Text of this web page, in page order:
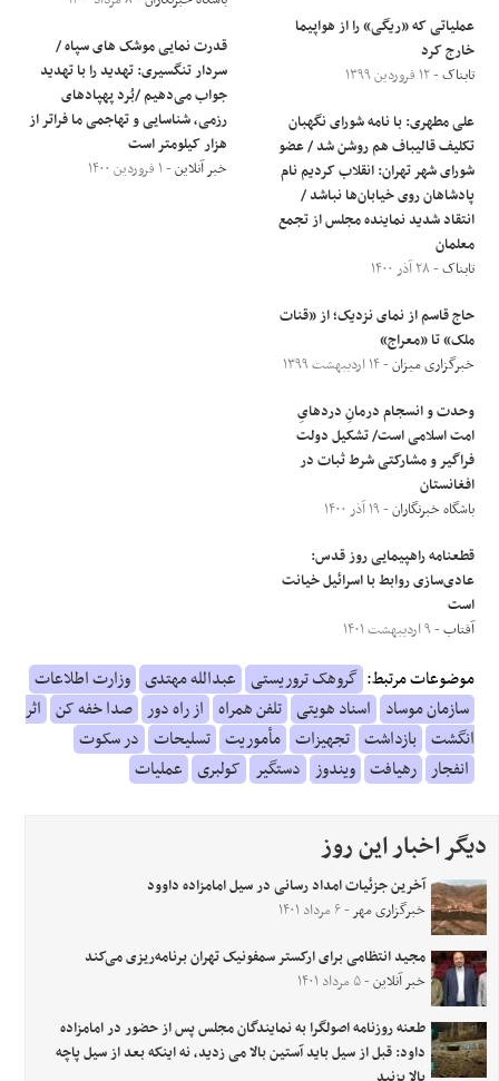
عملیاتی که «ریگی» را از هواپیما
خارج کرد
تابناک- ۱۲ فروردین ۱۳۹۹
علی مطهری: با نامه شورای نگهبان
تکلیف قالیباف هم روشن شد / عضو
شورای شهر تهران: انقلاب کردیم نام
پادشاهان روی خیابان‌ها نباشد /
انتقاد شدید نماینده مجلس از تجمع
معلمان
تابناک- ۲۸ آذر ۱۴۰۰
حاج قاسم از نمای نزدیک؛ از «قنات
ملک» تا «معراج»
خبرگزاری میزان- ۱۴ اردیبهشت ۱۳۹۹
وحدت و انسجام درمانِ دردهایِ
امت اسلامی است/ تشکیل دولت
فراگیر و مشارکتی شرط ثبات در
افغانستان
باشگاه خبرنگاران- ۱۹ آذر ۱۴۰۰
قطعنامه راهپیمایی روز قدس:
عادی‌سازی روابط با اسرائیل خیانت
است
آفتاب- ۹ اردیبهشت ۱۴۰۱
قدرت نمایی موشک های سپاه /
سردار تنگسیری: تهدید را با تهدید
جواب می‌دهیم /بُرد پهپادهای
رزمی، شناسایی و تهاجمی ما فراتر از
هزار کیلومتر است
خبر آنلاین- ۱ فروردین ۱۴۰۰
موضوعات مرتبط: گروهک تروریستی عبدالله مهتدی وزارت اطلاعات
سازمان موساد اسناد هویتی تلفن همراه از راه دور صدا خفه کن اثر
انگشت بازداشت تجهیزات مأموریت تسلیحات در سکوت
انفجار رهیافت ویندوز دستگیر کولبری عملیات
دیگر اخبار این روز
آخرین جزئیات امداد رسانی در سیل امامزاده داوود
خبرگزاری مهر- ۶ مرداد ۱۴۰۱
مجید انتظامی برای ارکستر سمفونیک تهران برنامه‌ریزی می‌کند
خبر آنلاین- ۵ مرداد ۱۴۰۱
طعنه روزنامه اصولگرا به نمایندگان مجلس پس از حضور در امامزاده
داود: قبل از سیل باید آستین بالا می زدید، نه اینکه بعد از سیل پاچه